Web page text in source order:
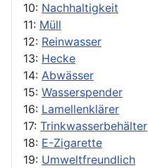
10: Nachhaltigkeit
11: Müll
12: Reinwasser
13: Hecke
14: Abwässer
15: Wasserspender
16: Lamellenklärer
17: Trinkwasserbehälter
18: E-Zigarette
19: Umweltfreundlich